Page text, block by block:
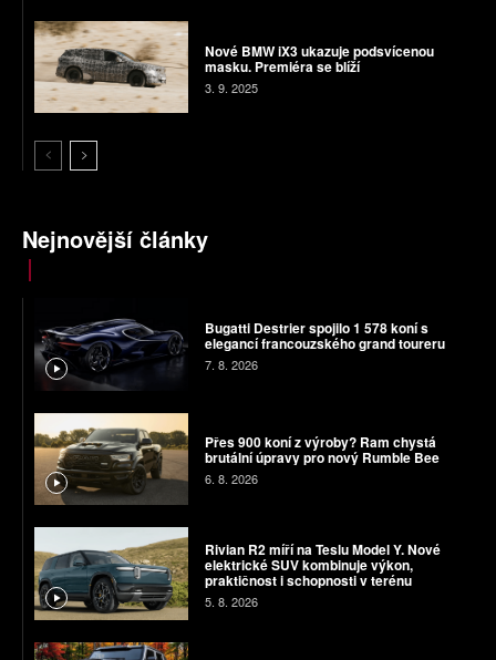
Nové BMW iX3 ukazuje podsvícenou
masku. Premiéra se blíží
3. 9. 2025
Nejnovější články
Bugatti Destrier spojilo 1 578 koní s
elegancí francouzského grand toureru
7. 8. 2026
Přes 900 koní z výroby? Ram chystá
brutální úpravy pro nový Rumble Bee
6. 8. 2026
Rivian R2 míří na Teslu Model Y. Nové
elektrické SUV kombinuje výkon,
praktičnost i schopnosti v terénu
5. 8. 2026